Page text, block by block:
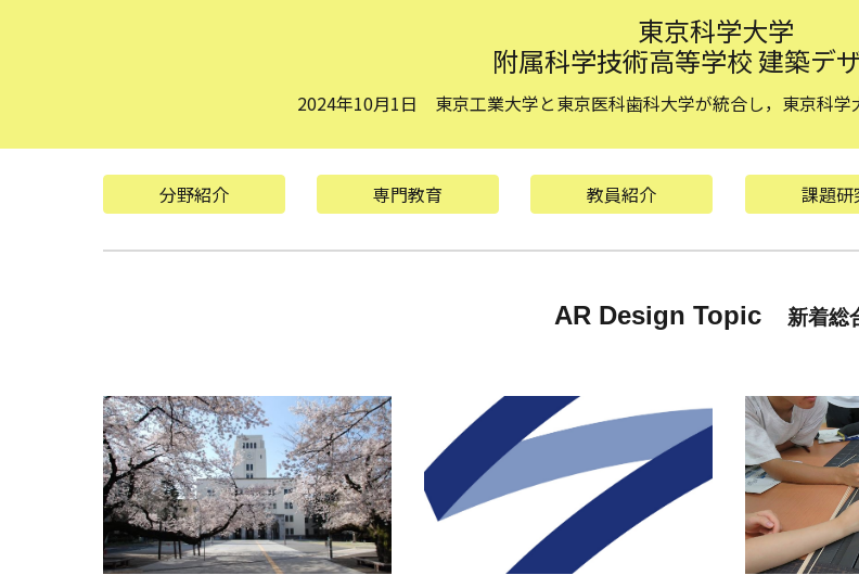
東京科学大学
附属科学技術高等学校 建築デ
2024年10月1日 東京工業大学と東京医科歯科大学が統合し，東京科
分野紹介 専門教育 教員紹介 課題研
AR Design Topic 新着総